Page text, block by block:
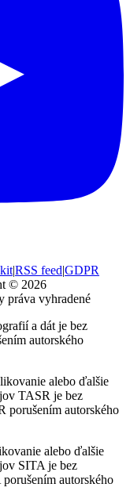
|RSS feed|GDPR
© 2026
práva vyhradené
a dát je bez
autorského
alebo ďalšie
TASR je bez
porušením autorského
alebo ďalšie
SITA je bez
autorského